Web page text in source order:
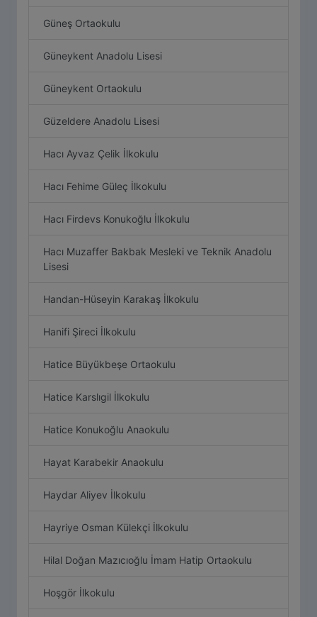
Güneş Ortaokulu
Güneykent Anadolu Lisesi
Güneykent Ortaokulu
Güzeldere Anadolu Lisesi
Hacı Ayvaz Çelik İlkokulu
Hacı Fehime Güleç İlkokulu
Hacı Firdevs Konukoğlu İlkokulu
Hacı Muzaffer Bakbak Mesleki ve Teknik Anadolu
Lisesi
Handan-Hüseyin Karakaş İlkokulu
Hanifi Şireci İlkokulu
Hatice Büyükbeşe Ortaokulu
Hatice Karslıgil İlkokulu
Hatice Konukoğlu Anaokulu
Hayat Karabekir Anaokulu
Haydar Aliyev İlkokulu
Hayriye Osman Külekçi İlkokulu
Hilal Doğan Mazıcıoğlu İmam Hatip Ortaokulu
Hoşgör İlkokulu